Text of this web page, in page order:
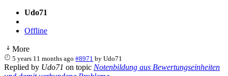
Udo71
Offline
More
5 years 11 months ago #8971 byUdo71
Replied by Udo71 on topic Notenbildung aus Bewertungseinheiten